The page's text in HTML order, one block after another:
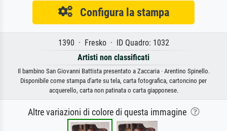
Configura la stampa
1390 · Fresko · ID Quadro: 1032
Artisti non classificati
Il bambino San Giovanni Battista presentato a Zaccaria · Arentino Spinello.
Disponibile come stampa d'arte su tela, carta fotografica, cartoncino per
acquerello, carta non patinata o carta giapponese.
Altre variazioni di colore di questa immagine